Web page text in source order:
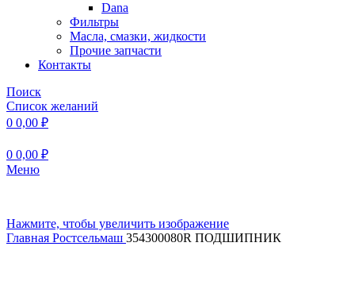
Dana
Фильтры
Масла, смазки, жидкости
Прочие запчасти
Контакты
Поиск
Список желаний
0 0,00 ₽
0 0,00 ₽
Меню
Нажмите, чтобы увеличить изображение
Главная Ростсельмаш 354300080R ПОДШИПНИК